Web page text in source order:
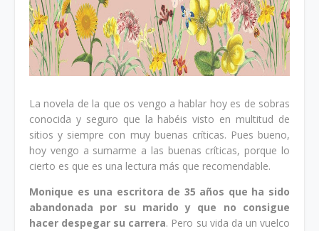
La novela de la que os vengo a hablar hoy es de sobras
conocida y seguro que la habéis visto en multitud de
sitios y siempre con muy buenas críticas. Pues bueno,
hoy vengo a sumarme a las buenas críticas, porque lo
cierto es que es una lectura más que recomendable.
Monique es una escritora de 35 años que ha sido
abandonada por su marido y que no consigue
hacer despegar su carrera. Pero su vida da un vuelco